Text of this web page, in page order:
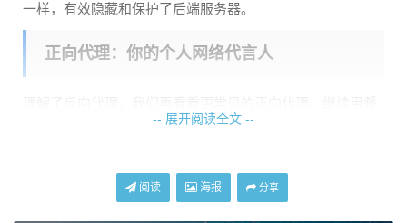
一样，有效隐藏和保护了后端服务器。
正向代理：你的个人网络代言人
厅的例子，这次你是一位顾客，但这家餐厅只对会员开放。
替你以会员身份进入餐厅消费。对你来说，中介帮你解决了
-- 展开阅读全文 --
阅读 海报 分享